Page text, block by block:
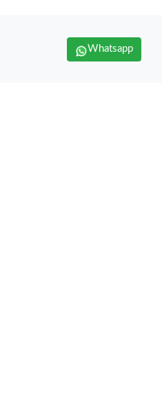
Whatsapp